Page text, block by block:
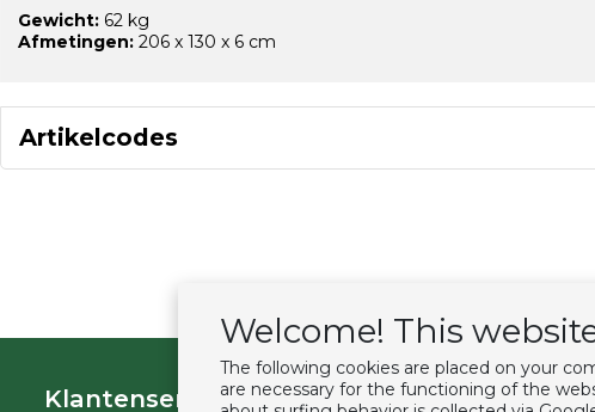
Welcome! This
The following cookies are placed on your
are necessary for the functioning of the
Gewicht: 62 kg
Afmetingen: 206 x 130 x 6 cm
Artikelcodes
Klantenservice Extras